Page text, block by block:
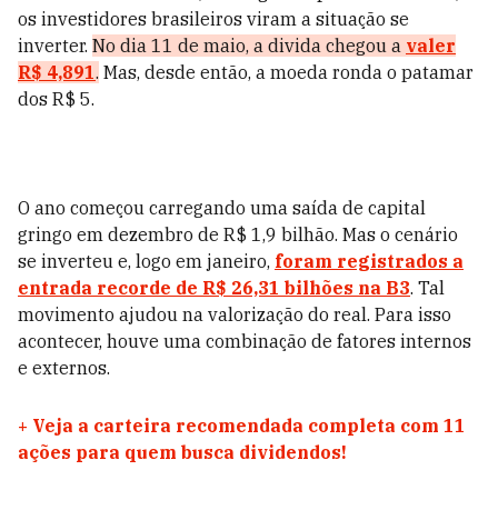
os investidores brasileiros viram a situação se
inverter. No dia 11 de maio, a divida chegou a valer
R$ 4,891. Mas, desde então, a moeda ronda o patamar
dos R$ 5.
O ano começou carregando uma saída de capital
gringo em dezembro de R$ 1,9 bilhão. Mas o cenário
se inverteu e, logo em janeiro, foram registrados a
entrada recorde de R$ 26,31 bilhões na B3. Tal
movimento ajudou na valorização do real. Para isso
acontecer, houve uma combinação de fatores internos
e externos.
+ Veja a carteira recomendada completa com 11
ações para quem busca dividendos!